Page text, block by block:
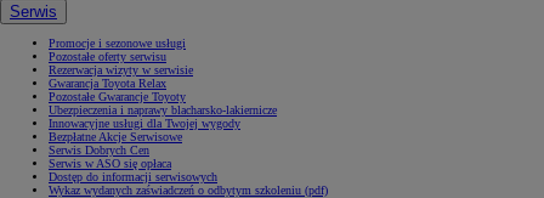
Serwis
Promocje i sezonowe usługi
Pozostałe oferty serwisu
Rezerwacja wizyty w serwisie
Gwarancja Toyota Relax
Pozostałe Gwarancje Toyoty
Ubezpieczenia i naprawy blacharsko-lakiernicze
Innowacyjne usługi dla Twojej wygody
Bezpłatne Akcje Serwisowe
Serwis Dobrych Cen
Serwis w ASO się opłaca
Dostęp do informacji serwisowych
Wykaz wydanych zaświadczeń o odbytym szkoleniu (pdf)